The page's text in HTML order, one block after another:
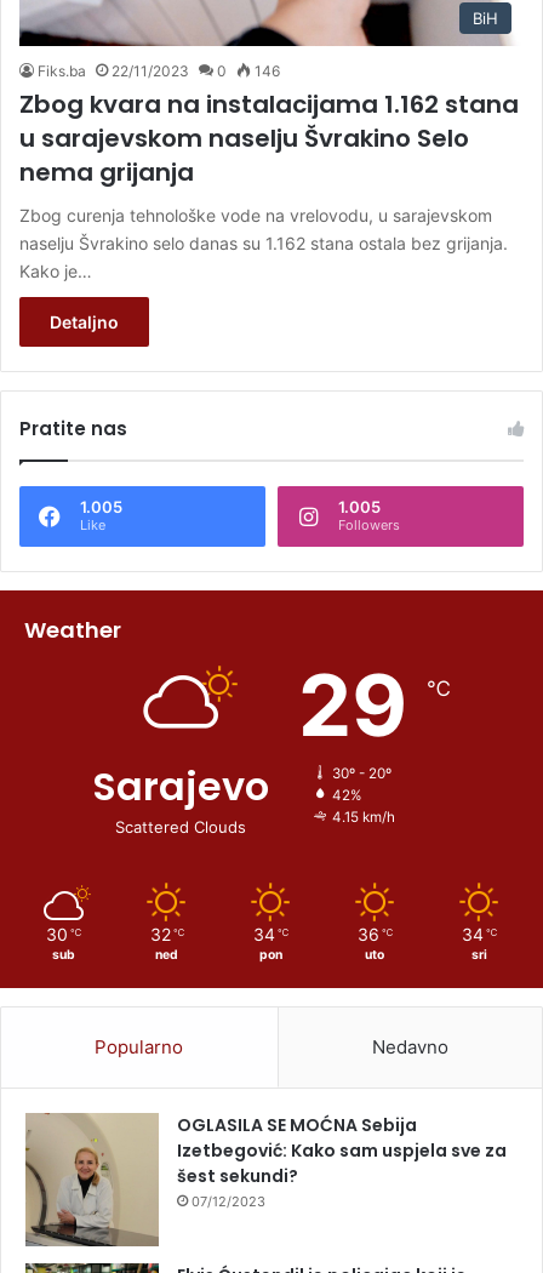
BiH
Fiks.ba 22/11/2023 0 146
Zbog kvara na instalacijama 1.162 stana
u sarajevskom naselju Švrakino Selo
nema grijanja
Zbog curenja tehnološke vode na vrelovodu, u sarajevskom
naselju Švrakino selo danas su 1.162 stana ostala bez grijanja.
Kako je…
Detaljno
Pratite nas
1.005
Like
1.005
Followers
Weather
Sarajevo
Scattered Clouds
29 ℃
30º - 20º
42%
4.15 km/h
30 ℃
sub
32 ℃
ned
34 ℃
pon
36 ℃
uto
34 ℃
sri
Popularno Nedavno
OGLASILA SE MOĆNA Sebija
Izetbegović: Kako sam uspjela sve za
šest sekundi?
07/12/2023